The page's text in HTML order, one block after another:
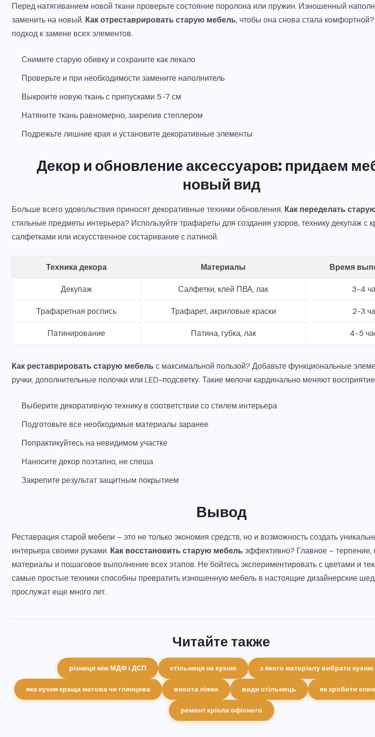
Перед натягиванием новой ткани проверьте состояние поролона или пружин. Изношенный
заменить на новый. Как отреставрировать старую мебель, чтобы она снова стала
подход к замене всех элементов.
Снимите старую обивку и сохраните как лекало
Проверьте и при необходимости замените наполнитель
Выкроите новую ткань с припусками 5-7 см
Натяните ткань равномерно, закрепив степлером
Подрежьте лишние края и установите декоративные элементы
Декор и обновление аксессуаров: придаем
новый вид
Больше всего удовольствия приносят декоративные техники обновления. Как переделать
стильные предметы интерьера? Используйте трафареты для создания узоров, технику декупаж с
салфетками или искусственное состаривание с патиной.
Техника декора Материалы Время
Декупаж Салфетки, клей ПВА, лак 3-4
Трафаретная роспись Трафарет, акриловые краски 2-3
Патинирование Патина, губка, лак 4-5
Как реставрировать старую мебель с максимальной пользой? Добавьте функциональные
ручки, дополнительные полочки или LED-подсветку. Такие мелочи кардинально меняют
Выберите декоративную технику в соответствии со стилем интерьера
Подготовьте все необходимые материалы заранее
Попрактикуйтесь на невидимом участке
Наносите декор поэтапно, не спеша
Закрепите результат защитным покрытием
Вывод
Реставрация старой мебели – это не только экономия средств, но и возможность создать
интерьера своими руками. Как восстановить старую мебель эффективно? Главное – терпение,
материалы и пошаговое выполнение всех этапов. Не бойтесь экспериментировать с цветами и
самые простые техники способны превратить изношенную мебель в настоящие дизайнерские
прослужат еще много лет.
Читайте также
різниця між МДФ і ДСП стільниця на кухню з якого матеріалу вибрати кухню
яка кухня краща матова чи глянцева висота ліжка види стільниць як зробити
ремонт крісла офісного